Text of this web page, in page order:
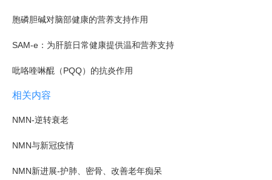
胞磷胆碱对脑部健康的营养支持作用
SAM-e：为肝脏日常健康提供温和营养支持
吡咯喹啉醌（PQQ）的抗炎作用
相关内容
NMN-逆转衰老
NMN与新冠疫情
NMN新进展-护肺、密骨、改善老年痴呆